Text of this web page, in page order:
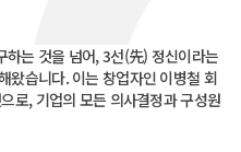
는 것을 넘어, 3선(先) 정신이라는
왔습니다. 이는 창업자인 이병철 회
로, 기업의 모든 의사결정과 구성원